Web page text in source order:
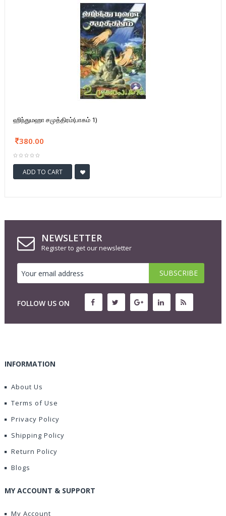
ஹிந்துமஹா சமுத்திரம்(பாகம் 1)
380.00
ADD TO CART
NEWSLETTER
Register to get our newsletter
FOLLOW US ON
INFORMATION
About Us
Terms of Use
Privacy Policy
Shipping Policy
Return Policy
Blogs
MY ACCOUNT & SUPPORT
My Account